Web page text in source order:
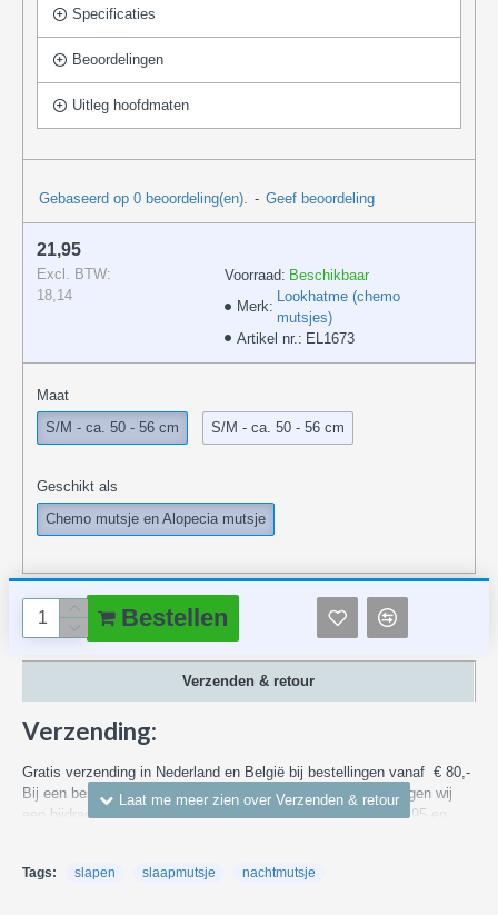
Specificaties
Beoordelingen
Uitleg hoofdmaten
Gebaseerd op 0 beoordeling(en). - Geef beoordeling
21,95
Excl. BTW:
18,14
Voorraad: Beschikbaar
Merk:
Lookhatme (chemo
mutsjes)
Artikel nr.: EL1673
Maat
S/M - ca. 50 - 56 cm
S/M - ca. 50 - 56 cm
Geschikt als
Chemo mutsje en Alopecia mutsje
Bestellen
Verzenden & retour
Verzending:
Gratis verzending in Nederland en België bij bestellingen vanaf € 80,-
Bij een bestelling met een waarde van minder dan € 80,- vragen wij
een bijdrage in de bezorgkosten binnen Nederland vanaf € 4,95 en
Tags: slapen slaapmutsje nachtmutsje